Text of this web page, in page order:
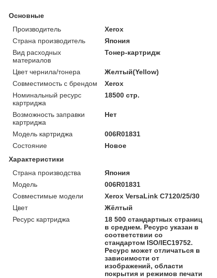
Основные
Производитель
Xerox
Страна производитель
Япония
Вид расходных
материалов
Тонер-картридж
Цвет чернила/тонера
Желтый(Yellow)
Совместимость с брендом
Xerox
Номинальный ресурс
картриджа
18500 стр.
Возможность заправки
картриджа
Нет
Модель картриджа
006R01831
Состояние
Новое
Характеристики
Страна производства
Япония
Модель
006R01831
Совместимые модели
Xerox VersaLink C7120/25/30
Цвет
Жёлтый
Ресурс картриджа
18 500 стандартных страниц
в среднем. Ресурс указан в
соответствии со
стандартом ISO/IEC19752.
Ресурс может отличаться в
зависимости от
изображений, области
покрытия и режимов печати